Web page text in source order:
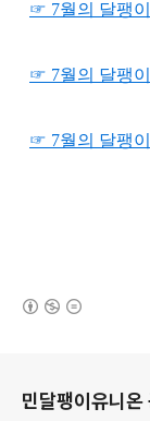
☞ 7월의 달팽
☞ 7월의 달팽
☞ 7월의 달팽
민달팽이유니온